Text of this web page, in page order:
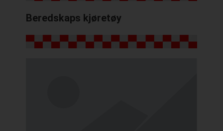
Beredskaps kjøretøy